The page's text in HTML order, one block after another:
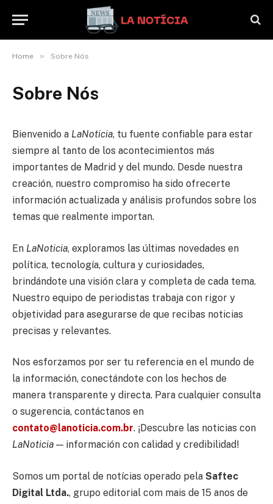
Home » Sobre Nós
Sobre Nós
Bienvenido a LaNoticia, tu fuente confiable para estar
siempre al tanto de los acontecimientos más
importantes de Madrid y del mundo. Desde nuestra
creación, nuestro compromiso ha sido ofrecerte
información actualizada y análisis profundos sobre los
temas que realmente importan.
En LaNoticia, exploramos las últimas novedades en
política, tecnología, cultura y curiosidades,
brindándote una visión clara y completa de cada tema.
Nuestro equipo de periodistas trabaja con rigor y
objetividad para asegurarse de que recibas noticias
precisas y relevantes.
Nos esforzamos por ser tu referencia en el mundo de
la información, conectándote con los hechos de
manera transparente y directa. Para cualquier consulta
o sugerencia, contáctanos en
contato@lanoticia.com.br. ¡Descubre las noticias con
LaNoticia — información con calidad y credibilidad!
Somos um portal de notícias operado pela Saftec
Digital Ltda., grupo editorial com mais de 15 anos de